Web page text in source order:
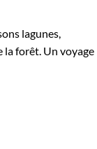
lagunes,
la forêt. Un voyage